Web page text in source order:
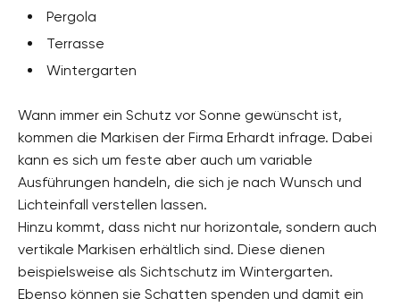
Pergola
Terrasse
Wintergarten
Wann immer ein Schutz vor Sonne gewünscht ist,
kommen die Markisen der Firma Erhardt infrage. Dabei
kann es sich um feste aber auch um variable
Ausführungen handeln, die sich je nach Wunsch und
Lichteinfall verstellen lassen.
Hinzu kommt, dass nicht nur horizontale, sondern auch
vertikale Markisen erhältlich sind. Diese dienen
beispielsweise als Sichtschutz im Wintergarten.
Ebenso können sie Schatten spenden und damit ein